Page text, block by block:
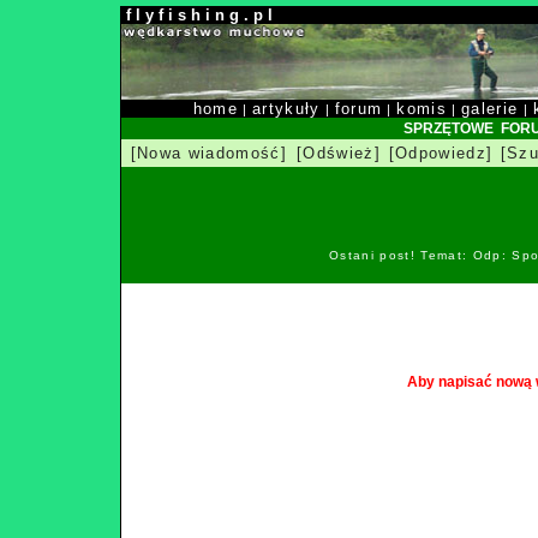
f l y f i s h i n g . p l
home |artykuły | forum | komis |galerie |
SPRZĘTOWE
[Nowa wiadomość] [Odśwież] [Odpowiedz]
Ostani post! Temat: Odp:
Aby napisać nową